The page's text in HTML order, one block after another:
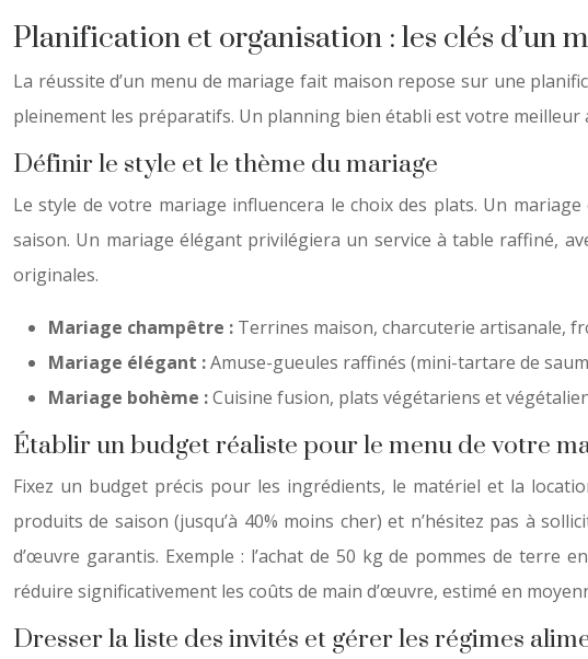
Planification et organisation : les clés d’un
La réussite d’un menu de mariage fait maison repose sur une
pleinement les préparatifs. Un planning bien établi est votre meilleur
Définir le style et le thème du mariage
Le style de votre mariage influencera le choix des plats. Un
saison. Un mariage élégant privilégiera un service à table raffiné,
originales.
Mariage champêtre : Terrines maison, charcuterie artisanale,
Mariage élégant :Amuse-gueules raffinés (mini-tartare de
Mariage bohème :Cuisine fusion, plats végétariens et
Établir un budget réaliste pour le menu de votre
Fixez un budget précis pour les ingrédients, le matériel et la
produits de saison (jusqu’à 40% moins cher) et n’hésitez pas à
d’œuvre garantis. Exemple : l’achat de 50 kg de pommes de
réduire significativement les coûts de main d’œuvre, estimé en
Dresser la liste des invités et gérer les régimes